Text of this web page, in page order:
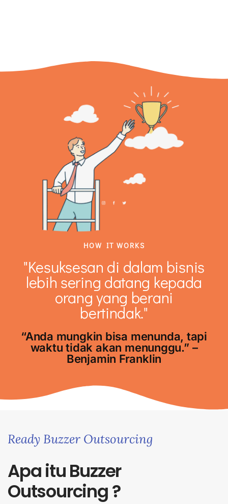
HOW IT WORKS
"Kesuksesan di dalam bisnis
lebih sering datang kepada
orang yang berani
bertindak."
“Anda mungkin bisa menunda, tapi
waktu tidak akan menunggu.” –
Benjamin Franklin
Ready Buzzer Outsourcing
Apa itu Buzzer
Outsourcing ?